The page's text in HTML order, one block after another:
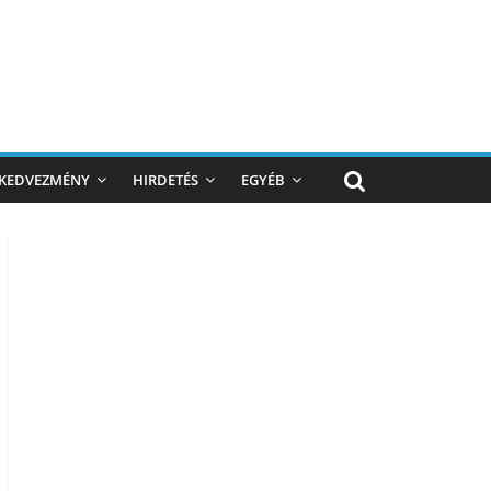
KEDVEZMÉNY HIRDETÉS EGYÉB